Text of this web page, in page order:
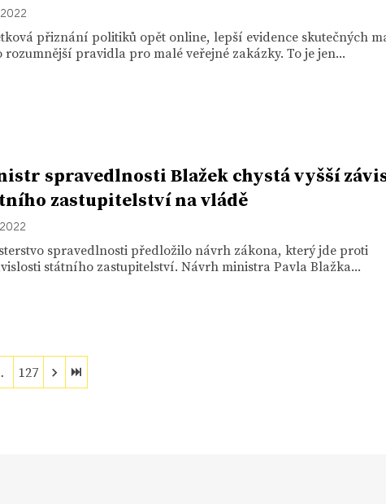
2022
přiznání politiků opět online, lepší evidence skutečných
rozumnější pravidla pro malé veřejné zakázky. To je jen...
spravedlnosti Blažek chystá vyšší
zastupitelství na vládě
2022
spravedlnosti předložilo návrh zákona, který jde proti
státního zastupitelství. Návrh ministra Pavla Blažka...
127